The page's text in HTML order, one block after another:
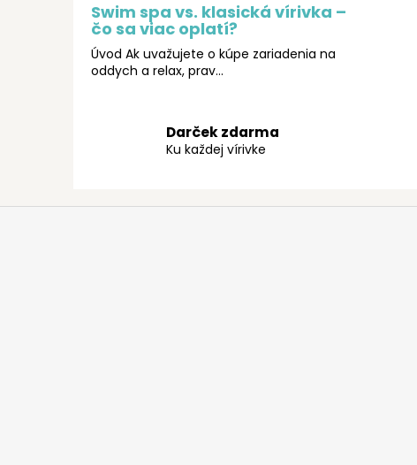
Swim spa vs. klasická vírivka –
čo sa viac oplatí?
Úvod Ak uvažujete o kúpe zariadenia na
oddych a relax, prav...
Darček zdarma
Ku každej vírivke